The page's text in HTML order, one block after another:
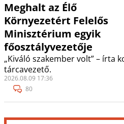
Meghalt az Élő
Környezetért Felelős
Minisztérium egyik
főosztályvezetője
„Kiváló szakember volt” – írta
tárcavezető.
2026.08.09 17:36
80